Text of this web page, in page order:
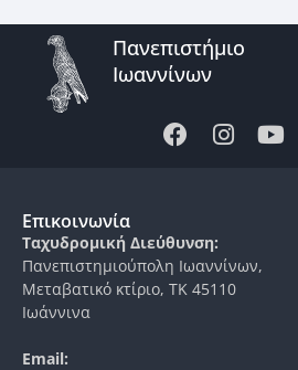
Πανεπιστήμιο
Ιωαννίνων
Επικοινωνία
Ταχυδρομική Διεύθυνση:
Πανεπιστημιούπολη Ιωαννίνων,
Μεταβατικό κτίριο, ΤΚ 45110
Ιωάννινα
Email: